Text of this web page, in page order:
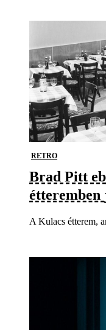
RETRO
Brad Pitt
A Kulacs étterem,